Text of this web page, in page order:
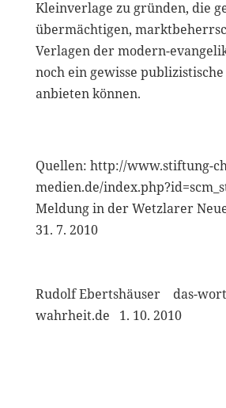
Kleinverlage zu gründen, die
übermächtigen,
Verlagen der modern-
noch ein gewisse
anbieten können.
Quellen: http://www.stiftung-
medien.de/
Meldung in der Wetzlarer
31. 7. 2010
Rudolf Ebertshäuser das-
wahrheit.de 1. 10. 2010